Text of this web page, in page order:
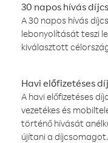
30 napos hívás
A 30 napos hívás
lebonyolítását teszi
kiválasztott
Havi előfizetéses
A havi előfizetéses
vezetékes és
történő hívását
újítani a